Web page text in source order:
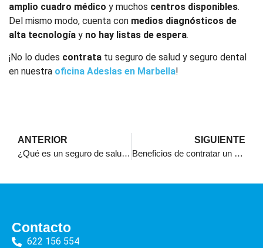
amplio cuadro médico y muchos centros disponibles.
Del mismo modo, cuenta con medios diagnósticos de
alta tecnología y no hay listas de espera.
¡No lo dudes contrata tu seguro de salud y seguro dental
en nuestra oficina Adeslas en Marbella!
ANTERIOR
¿Qué es un seguro de salud y por qué lo necesitas?
SIGUIENTE
Beneficios de contratar un seguro de salud
Contacto
622 156 554